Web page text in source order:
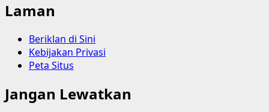
Laman
Beriklan di Sini
Kebijakan Privasi
Peta Situs
Jangan Lewatkan